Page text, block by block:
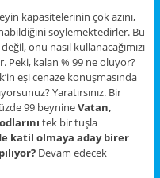
kapasitelerinin çok azını,
söylemektedirler. Bu
onu nasıl kullanacağımızı
Peki, kalan % 99 ne oluyor?
eşi cenaze konuşmasında
Yaratırsınız. Bir
99 beynineVatan,
tek bir tuşla
katil olmaya aday birer
Devam edecek